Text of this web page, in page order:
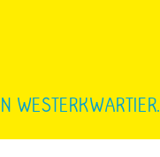
WESTERKWARTIER.